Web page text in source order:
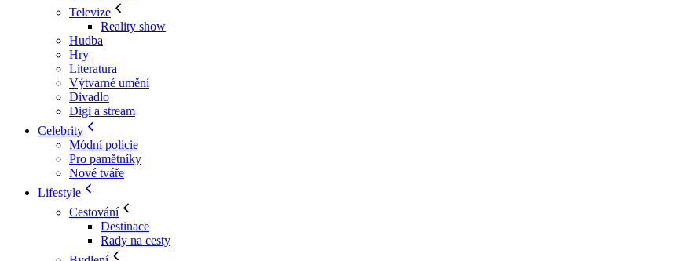
Televize
Reality show
Hudba
Hry
Literatura
Výtvarné umění
Divadlo
Digi a stream
Celebrity
Módní policie
Pro pamětníky
Nové tváře
Lifestyle
Cestování
Destinace
Rady na cesty